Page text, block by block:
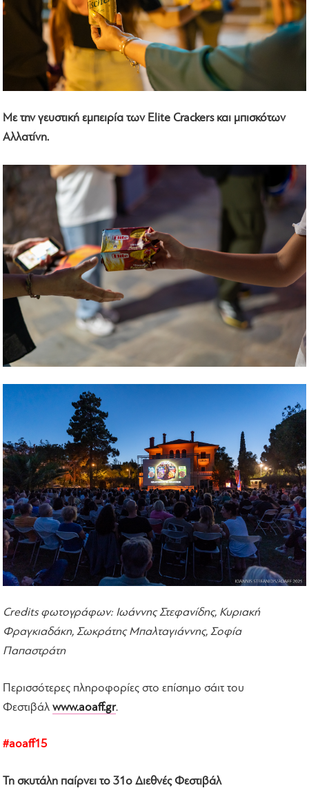
Με την γευστική εμπειρία των Elite Crackers και μπισκότων
Αλλατίνη.
Credits φωτογράφων: Ιωάννης Στεφανίδης, Κυριακή
Φραγκιαδάκη, Σωκράτης Μπαλταγιάννης, Σοφία
Παπαστράτη
Περισσότερες πληροφορίες στο επίσημο σάιτ του
Φεστιβάλwww.aoaff.gr.
#aoaff15
Τη σκυτάλη παίρνει το 31ο Διεθνές Φεστιβάλ